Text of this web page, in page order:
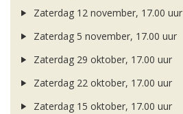
Zaterdag 12 november, 17.00 uur
Zaterdag 5 november, 17.00 uur
Zaterdag 29 oktober, 17.00 uur
Zaterdag 22 oktober, 17.00 uur
Zaterdag 15 oktober, 17.00 uur